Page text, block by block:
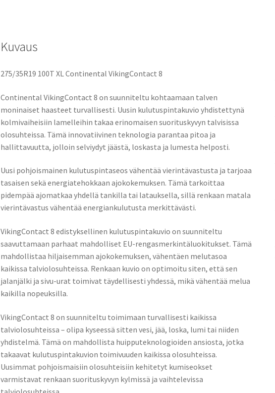
Kuvaus
275/35R19 100T XL Continental VikingContact 8
Continental VikingContact 8 on suunniteltu kohtaamaan talven
moninaiset haasteet turvallisesti. Uusin kulutuspintakuvio yhdistettynä
kolmivaiheisiin lamelleihin takaa erinomaisen suorituskyvyn talvisissa
olosuhteissa. Tämä innovatiivinen teknologia parantaa pitoa ja
hallittavuutta, jolloin selviydyt jäästä, loskasta ja lumesta helposti.
Uusi pohjoismainen kulutuspintaseos vähentää vierintävastusta ja tarjoaa
tasaisen sekä energiatehokkaan ajokokemuksen. Tämä tarkoittaa
pidempää ajomatkaa yhdellä tankilla tai latauksella, sillä renkaan matala
vierintävastus vähentää energiankulutusta merkittävästi.
VikingContact 8 edistyksellinen kulutuspintakuvio on suunniteltu
saavuttamaan parhaat mahdolliset EU-rengasmerkintäluokitukset. Tämä
mahdollistaa hiljaisemman ajokokemuksen, vähentäen melutasoa
kaikissa talviolosuhteissa. Renkaan kuvio on optimoitu siten, että sen
jalanjälki ja sivu-urat toimivat täydellisesti yhdessä, mikä vähentää melua
kaikilla nopeuksilla.
VikingContact 8 on suunniteltu toimimaan turvallisesti kaikissa
talviolosuhteissa – olipa kyseessä sitten vesi, jää, loska, lumi tai niiden
yhdistelmä. Tämä on mahdollista huipputeknologioiden ansiosta, jotka
takaavat kulutuspintakuvion toimivuuden kaikissa olosuhteissa.
Uusimmat pohjoismaisiin olosuhteisiin kehitetyt kumiseokset
varmistavat renkaan suorituskyvyn kylmissä ja vaihtelevissa